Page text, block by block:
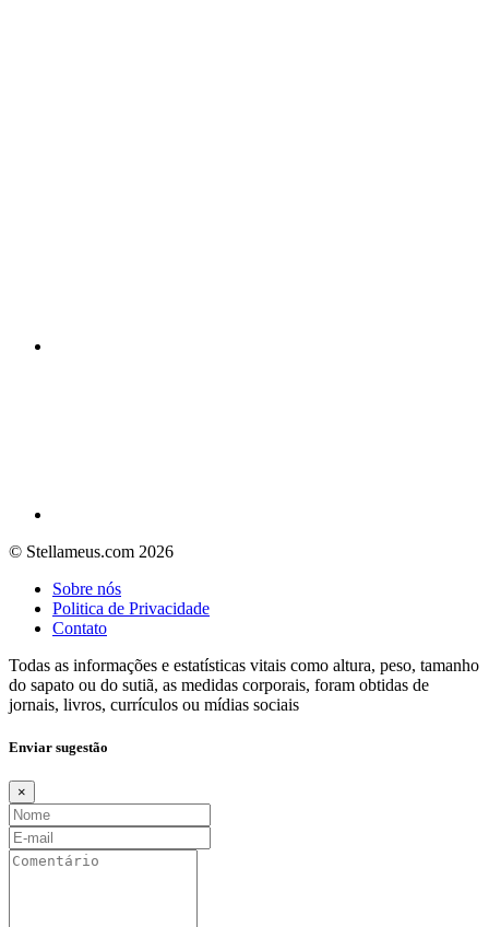
© Stellameus.com 2026
Sobre nós
Politica de Privacidade
Contato
Todas as informações e estatísticas vitais como altura, peso, tamanho
do sapato ou do sutiã, as medidas corporais, foram obtidas de
jornais, livros, currículos ou mídias sociais
Enviar sugestão
×